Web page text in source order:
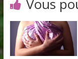
Vous